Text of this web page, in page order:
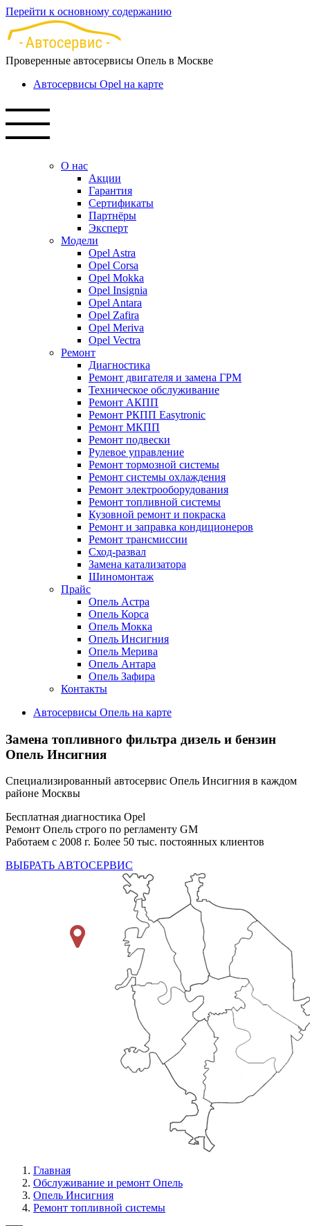
Перейти к основному содержанию
Проверенные автосервисы Опель в Москве
Автосервисы Opel на карте
О нас
Акции
Гарантия
Сертификаты
Партнёры
Эксперт
Модели
Opel Astra
Opel Corsa
Opel Mokka
Opel Insignia
Opel Antara
Opel Zafira
Opel Meriva
Opel Vectra
Ремонт
Диагностика
Ремонт двигателя и замена ГРМ
Техническое обслуживание
Ремонт АКПП
Ремонт РКПП Easytronic
Ремонт МКПП
Ремонт подвески
Рулевое управление
Ремонт тормозной системы
Ремонт системы охлаждения
Ремонт электрооборудования
Ремонт топливной системы
Кузовной ремонт и покраска
Ремонт и заправка кондиционеров
Ремонт трансмиссии
Сход-развал
Замена катализатора
Шиномонтаж
Прайс
Опель Астра
Опель Корса
Опель Мокка
Опель Инсигния
Опель Мерива
Опель Антара
Опель Зафира
Контакты
Автосервисы Опель на карте
Замена топливного фильтра дизель и бензин
Опель Инсигния
Специализированный автосервис Опель Инсигния в каждом
районе Москвы
Бесплатная диагностика Opel
Ремонт Опель строго по регламенту GM
Работаем с 2008 г. Более 50 тыс. постоянных клиентов
ВЫБРАТЬ АВТОСЕРВИС
Главная
Обслуживание и ремонт Опель
Опель Инсигния
Ремонт топливной системы